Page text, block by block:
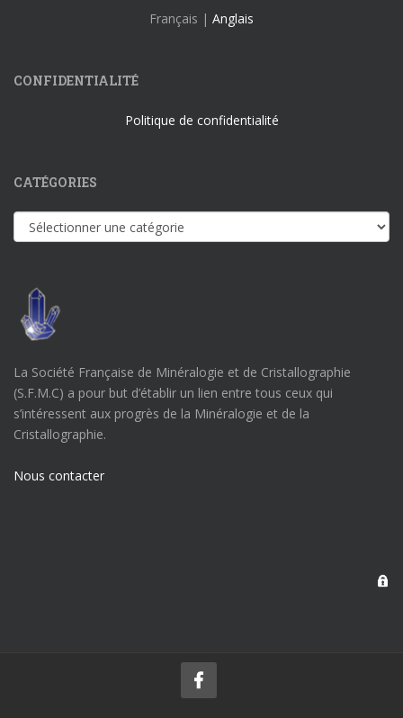
Français | Anglais
CONFIDENTIALITÉ
Politique de confidentialité
CATÉGORIES
Catégories
La Société Française de Minéralogie et de Cristallographie
(S.F.M.C) a pour but d’établir un lien entre tous ceux qui
s’intéressent aux progrès de la Minéralogie et de la
Cristallographie.
Nous contacter